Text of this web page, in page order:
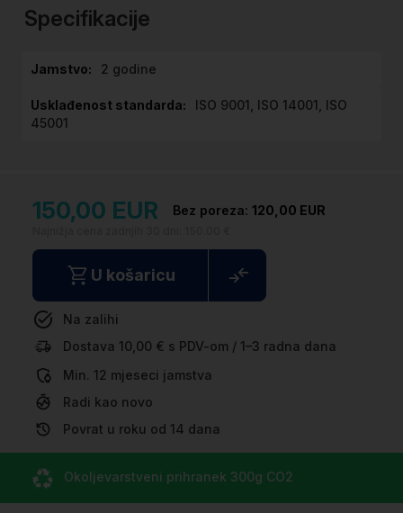
the
beginning
gallery
Specifikacije
informacija
2 godine
ISO 9001, ISO 14001, ISO
45001
150,00 EUR 120,00 EUR
U košaricu
Na zalihi
Dostava 10,00 € s PDV-om / 1–3 radna dana
Min. 12 mjeseci jamstva
Radi kao novo
Povrat u roku od 14 dana
Okoljevarstveni prihranek 300g CO2